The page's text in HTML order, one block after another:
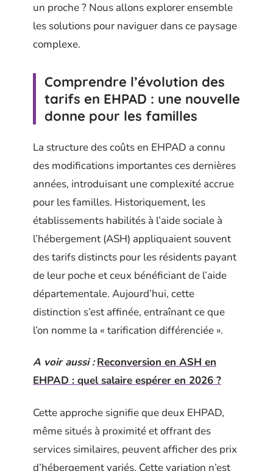
un proche ? Nous allons explorer ensemble
les solutions pour naviguer dans ce paysage
complexe.
Comprendre l’évolution des
tarifs en EHPAD : une nouvelle
donne pour les familles
La structure des coûts en EHPAD a connu
des modifications importantes ces dernières
années, introduisant une complexité accrue
pour les familles. Historiquement, les
établissements habilités à l’aide sociale à
l’hébergement (ASH) appliquaient souvent
des tarifs distincts pour les résidents payant
de leur poche et ceux bénéficiant de l’aide
départementale. Aujourd’hui, cette
distinction s’est affinée, entraînant ce que
l’on nomme la « tarification différenciée ».
A voir aussi : Reconversion en ASH en
EHPAD : quel salaire espérer en 2026 ?
Cette approche signifie que deux EHPAD,
même situés à proximité et offrant des
services similaires, peuvent afficher des prix
d’hébergement variés. Cette variation n’est